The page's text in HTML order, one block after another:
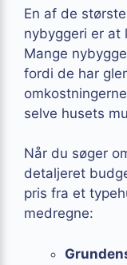
En af de
nybyggeri er
Mange
fordi de har
selve husets
Når du søger
detaljeret
pris fra et
medregne: